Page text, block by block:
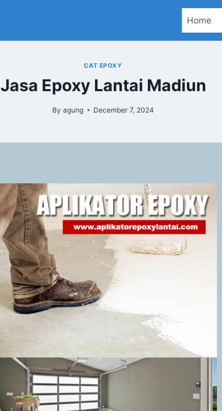
Home
CAT EPOXY
Jasa Epoxy Lantai Madiun
By agung December 7, 2024